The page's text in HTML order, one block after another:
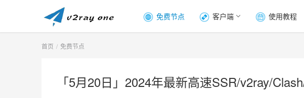
免费节点 客户端 使用教程
首页 免费节点
「5月20日」2024年最新高速SSR/v2ray/